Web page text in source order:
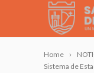
Home
Sistema de